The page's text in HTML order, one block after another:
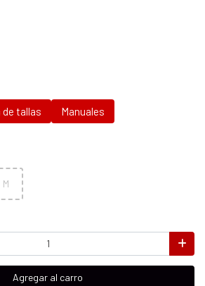
de tallas Manuales
M
Agregar al carro